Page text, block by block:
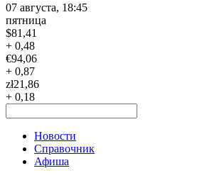
07 августа, 18:45
пятница
$81,41
+ 0,48
€94,06
+ 0,87
zł21,86
+ 0,18
Новости
Справочник
Афиша